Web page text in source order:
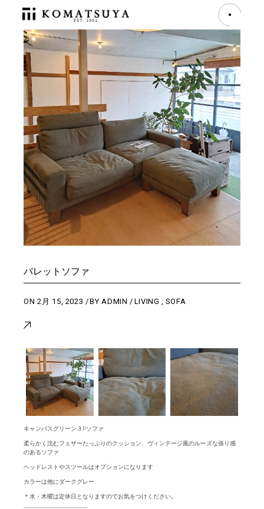
バレットソファ
ON2月 15, 2023 BYADMIN LIVING , SOFA
キャンバスグリーン３Pソファ
柔らかく沈むフェザーたっぷりのクッション、ヴィンテージ風のルーズな張り感
のあるソファ
ヘッドレストやスツールはオプションになります
カラーは他にダークグレー
＊水・木曜は定休日となりますのでお気をつけください。